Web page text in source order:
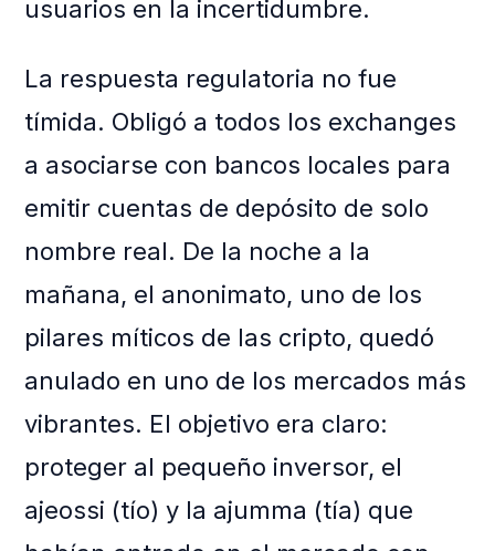
usuarios en la incertidumbre.
La respuesta regulatoria no fue
tímida. Obligó a todos los exchanges
a asociarse con bancos locales para
emitir cuentas de depósito de solo
nombre real. De la noche a la
mañana, el anonimato, uno de los
pilares míticos de las cripto, quedó
anulado en uno de los mercados más
vibrantes. El objetivo era claro:
proteger al pequeño inversor, el
ajeossi (tío) y la ajumma (tía) que